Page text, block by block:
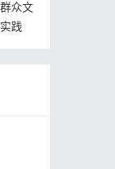
众文
践